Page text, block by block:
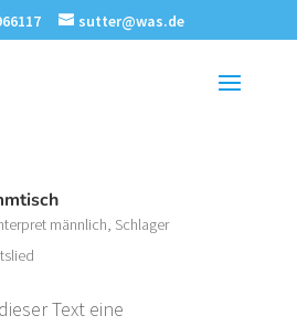
sutter@was.de
männlich, Schlager
Text eine